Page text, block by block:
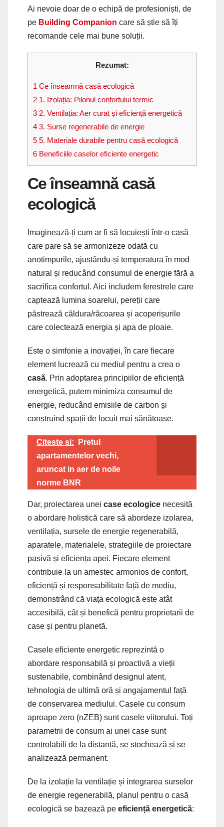
Ai nevoie doar de o echipă de profesioniști, de
pe Building Companion care să știe să îți
recomande cele mai bune soluții.
Rezumat:
1 Ce înseamnă casă ecologică
2 1. Izolația: Pilonul confortului termic
3 2. Ventilația: Aer curat și eficiență energetică
4 3. Surse regenerabile de energie
5 5. Materiale durabile pentru casă ecologică
6 Beneficiile caselor eficiente energetic
Ce înseamnă casă
ecologică
Imaginează-ți cum ar fi să locuiești într-o casă
care pare să se armonizeze odată cu
anotimpurile, ajustându-și temperatura în mod
natural și reducând consumul de energie fără a
sacrifica confortul. Aici includem ferestrele care
captează lumina soarelui, pereții care
păstrează căldura/răcoarea și acoperișurile
care colectează energia și apa de ploaie.
Este o simfonie a inovației, în care fiecare
element lucrează cu mediul pentru a crea o
casă. Prin adoptarea principiilor de eficiență
energetică, putem minimiza consumul de
energie, reducând emisiile de carbon și
construind spații de locuit mai sănătoase.
Citeste si:
Pretul
apartamentelor vechi,
aruncat in aer de noile
norme BNR
Dar, proiectarea unei case ecologice necesită
o abordare holistică care să abordeze izolarea,
ventilația, sursele de energie regenerabilă,
aparatele, materialele, strategiile de proiectare
pasivă și eficiența apei. Fiecare element
contribuie la un amestec armonios de confort,
eficiență și responsabilitate față de mediu,
demonstrând că viața ecologică este atât
accesibilă, cât și benefică pentru proprietarii de
case și pentru planetă.
Casele eficiente energetic reprezintă o
abordare responsabilă și proactivă a vieții
sustenabile, combinând designul atent,
tehnologia de ultimă oră și angajamentul față
de conservarea mediului. Casele cu consum
aproape zero (nZEB) sunt casele viitorului. Toți
parametrii de consum ai unei case sunt
controlabili de la distanță, se stochează și se
analizează permanent.
De la izolație la ventilație și integrarea surselor
de energie regenerabilă, planul pentru o casă
ecologică se bazează pe eficiență energetică: